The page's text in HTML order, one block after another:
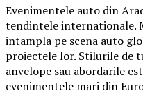
Evenimentele auto din
tendintele internationale.
intampla pe scena auto
proiectele lor. Stilurile de
anvelope sau abordarile
evenimentele mari din